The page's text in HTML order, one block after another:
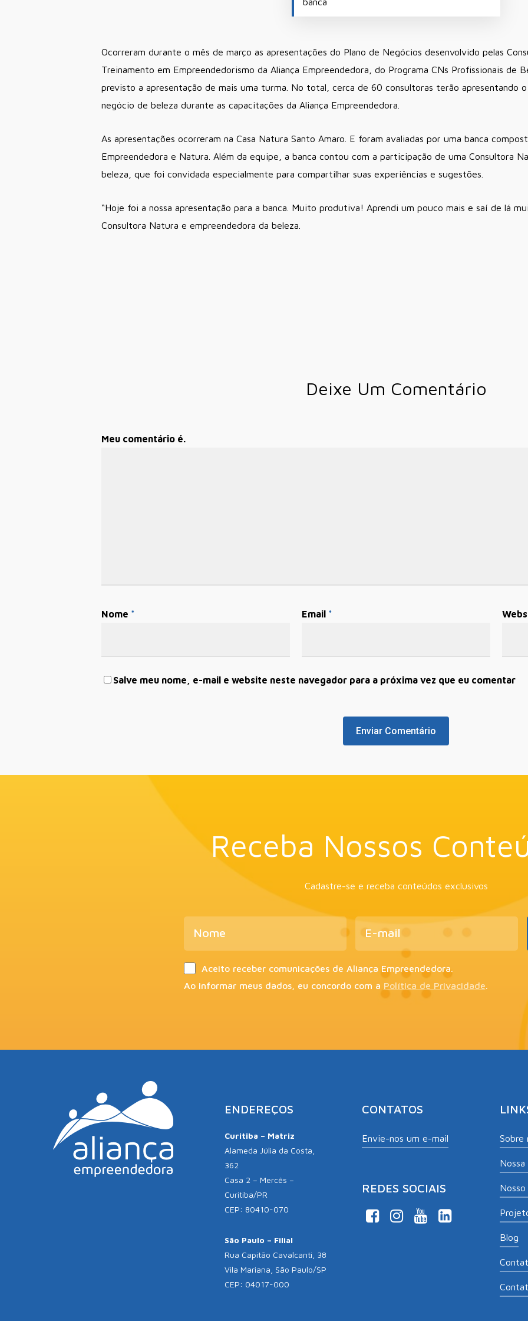
Ocorreram durante o mês de março as apresentações do Plano de Negócios desenvolvido pelas
Treinamento em Empreendedorismo da Aliança Empreendedora, do Programa CNs Profissionais de
previsto a apresentação de mais uma turma. No total, cerca de 60 consultoras terão apresentando
negócio de beleza durante as capacitações da Aliança Empreendedora.
As apresentações ocorreram na Casa Natura Santo Amaro. E foram avaliadas por uma banca
Empreendedora e Natura. Além da equipe, a banca contou com a participação de uma Consultora
beleza, que foi convidada especialmente para compartilhar suas experiências e sugestões.
“Hoje foi a nossa apresentação para a banca. Muito produtiva! Aprendi um pouco mais e saí de lá
Consultora Natura e empreendedora da beleza.
Deixe Um Comentário
Meu comentário é.
Nome * Email *
Salve meu nome, e-mail e website neste navegador para a próxima vez que eu comentar
Receba Nossos
Cadastre-se e receba conteúdos exclusivos
Aceito receber comunicações de Aliança Empreendedora.
Ao informar meus dados, eu concordo com a Política de Privacidade
ENDEREÇOS
Curitiba – Matriz
Alameda Júlia da Costa,
362
Casa 2 – Mercês –
Curitiba/PR
CEP: 80410-070
São Paulo – Filial
Rua Capitão Cavalcanti, 38
Vila Mariana, São Paulo/SP
CEP: 04017-000
CONTATOS
Envie-nos um e-mail
REDES SOCIAIS
Sobre
Blog